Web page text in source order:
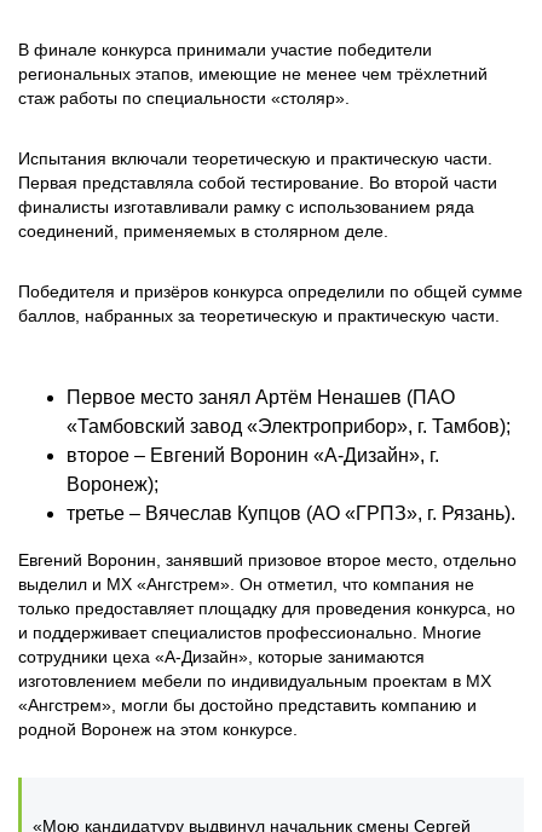
В финале конкурса принимали участие победители
региональных этапов, имеющие не менее чем трёхлетний
стаж работы по специальности «столяр».
Испытания включали теоретическую и практическую части.
Первая представляла собой тестирование. Во второй части
финалисты изготавливали рамку с использованием ряда
соединений, применяемых в столярном деле.
Победителя и призёров конкурса определили по общей сумме
баллов, набранных за теоретическую и практическую части.
Первое место занял Артём Ненашев (ПАО
«Тамбовский завод «Электроприбор», г. Тамбов);
второе – Евгений Воронин «А-Дизайн», г.
Воронеж);
третье – Вячеслав Купцов (АО «ГРПЗ», г. Рязань).
Евгений Воронин, занявший призовое второе место, отдельно
выделил и МХ «Ангстрем». Он отметил, что компания не
только предоставляет площадку для проведения конкурса, но
и поддерживает специалистов профессионально. Многие
сотрудники цеха «А-Дизайн», которые занимаются
изготовлением мебели по индивидуальным проектам в МХ
«Ангстрем», могли бы достойно представить компанию и
родной Воронеж на этом конкурсе.
«Мою кандидатуру выдвинул начальник смены Сергей